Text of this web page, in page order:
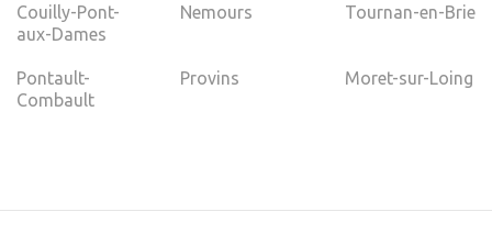
Couilly-Pont-
aux-Dames
Nemours Tournan-en-Brie
Pontault-
Combault
Provins Moret-sur-Loing